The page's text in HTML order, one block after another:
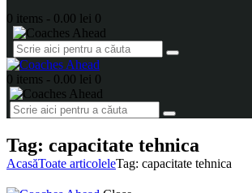
0 items - 0.00 lei 0
0 items - 0.00 lei 0
Tag: capacitate tehnica
AcasăToate articoleleTag: capacitate tehnica